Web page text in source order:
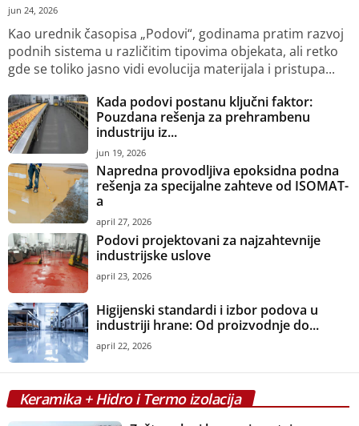
jun 24, 2026
Kao urednik časopisa „Podovi“, godinama pratim razvoj
podnih sistema u različitim tipovima objekata, ali retko
gde se toliko jasno vidi evolucija materijala i pristupa...
Kada podovi postanu ključni faktor:
Pouzdana rešenja za prehrambenu
industriju iz...
jun 19, 2026
Napredna provodljiva epoksidna podna
rešenja za specijalne zahteve od ISOMAT-
a
april 27, 2026
Podovi projektovani za najzahtevnije
industrijske uslove
april 23, 2026
Higijenski standardi i izbor podova u
industriji hrane: Od proizvodnje do...
april 22, 2026
Keramika + Hidro i Termo izolacija